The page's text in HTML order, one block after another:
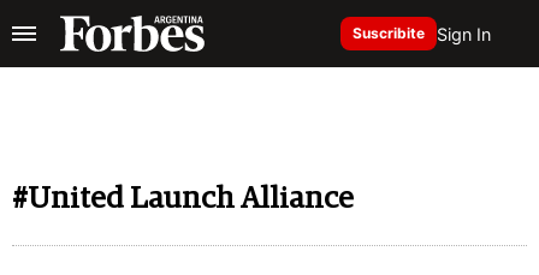
Suscribite Sign In
#United Launch Alliance